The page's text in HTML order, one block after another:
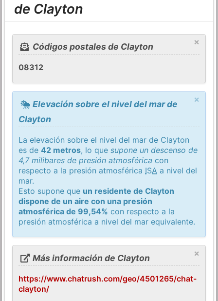
de Clayton
×
Códigos postales de Clayton
08312
×
Elevación sobre el nivel del mar de
Clayton
La elevación sobre el nivel del mar de Clayton
es de42 metros, lo quesupone un descenso de
4,7 milibares de presión atmosférica con
respecto a la presión atmosférica ISA a nivel del
mar.
Esto supone que un residente de Clayton
dispone de un aire con una presión
atmosférica de 99,54% con respecto a la
presión atmosférica a nivel del mar equivalente.
×
Más información de Clayton
https://www.chatrush.com/geo/4501265/chat-
clayton/